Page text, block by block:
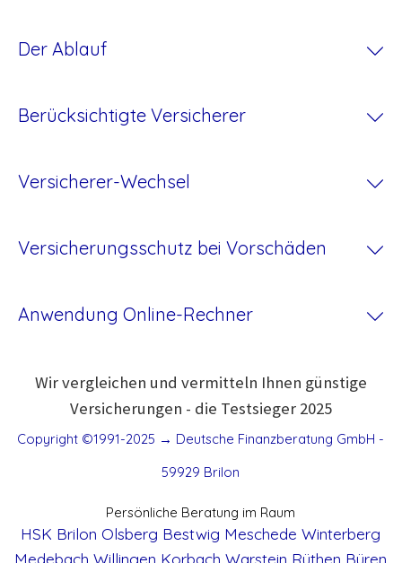
Der Ablauf
Berücksichtigte Versicherer
Versicherer-Wechsel
Versicherungsschutz bei Vorschäden
Anwendung Online-Rechner
Wir vergleichen und vermitteln Ihnen günstige
Versicherungen - die Testsieger 2025
Copyright ©1991-2025 → Deutsche Finanzberatung GmbH -
59929 Brilon
Persönliche Beratung im Raum
HSK Brilon Olsberg Bestwig Meschede Winterberg
Medebach Willingen Korbach Warstein Rüthen Büren